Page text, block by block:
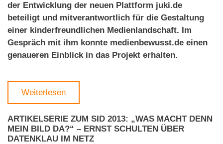
der Entwicklung der neuen Plattform juki.de
beteiligt und mitverantwortlich für die Gestaltung
einer kinderfreundlichen Medienlandschaft. Im
Gespräch mit ihm konnte medienbewusst.de einen
genaueren Einblick in das Projekt erhalten.
Weiterlesen
ARTIKELSERIE ZUM SID 2013: „WAS MACHT DENN
MEIN BILD DA?“ – ERNST SCHULTEN ÜBER
DATENKLAU IM NETZ